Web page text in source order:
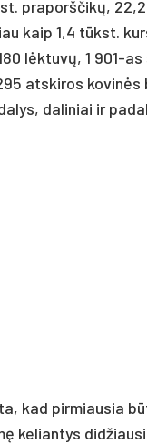
praporščikų,
kaip 1,4 tūkst.
lėktuvų, 1 901-
atskiros kovinės
daliniai ir
kad pirmiausia
keliantys